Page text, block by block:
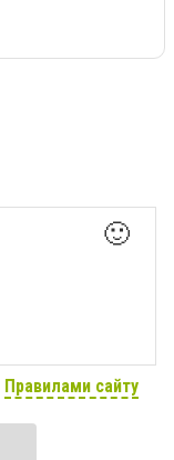
🙂
Правилами сайту